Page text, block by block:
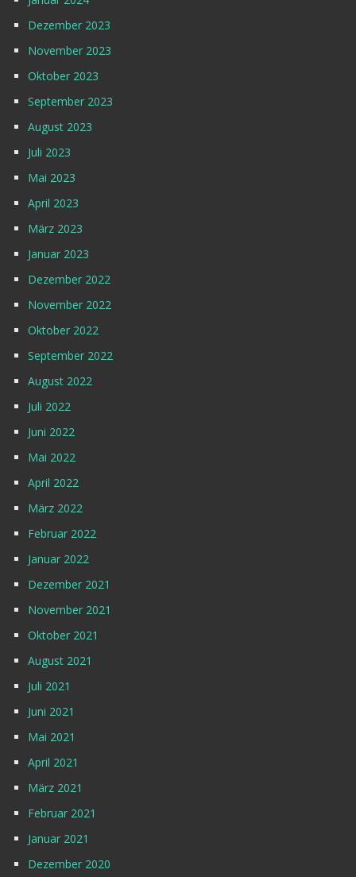
Dezember 2023
November 2023
Oktober 2023
September 2023
August 2023
Juli 2023
Mai 2023
April 2023
März 2023
Januar 2023
Dezember 2022
November 2022
Oktober 2022
September 2022
August 2022
Juli 2022
Juni 2022
Mai 2022
April 2022
März 2022
Februar 2022
Januar 2022
Dezember 2021
November 2021
Oktober 2021
August 2021
Juli 2021
Juni 2021
Mai 2021
April 2021
März 2021
Februar 2021
Januar 2021
Dezember 2020